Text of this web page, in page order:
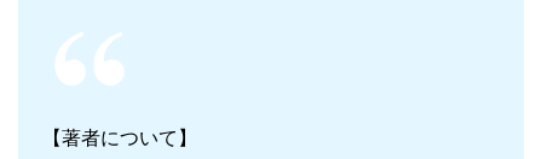
【著者について】